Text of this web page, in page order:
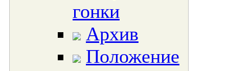
гонки
Архив
Положение